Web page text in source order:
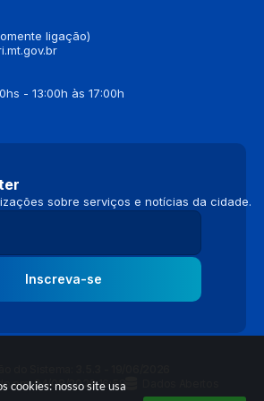
cookies: nosso site usa
ligação)
- 13:00h às 17:00h
sobre serviços e notícias da cidade.
Inscreva-se
em:04/08/2026 16:58